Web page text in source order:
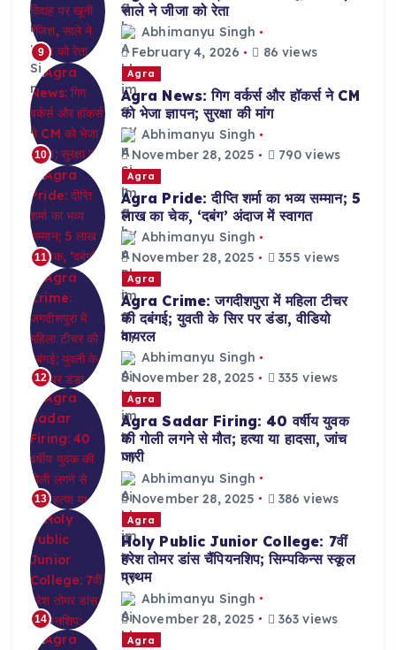
9
साले ने जीजा को रेता
Abhimanyu Singh
February 4, 2026
86 views
10
Agra
Agra News: गिग वर्कर्स और हॉकर्स ने CM
को भेजा ज्ञापन; सुरक्षा की मांग
Abhimanyu Singh
November 28, 2025
790 views
11
Agra
Agra Pride: दीप्ति शर्मा का भव्य सम्मान; 5
लाख का चेक, ‘दबंग’ अंदाज में स्वागत
Abhimanyu Singh
November 28, 2025
355 views
12
Agra
Agra Crime: जगदीशपुरा में महिला टीचर
की दबंगई; युवती के सिर पर डंडा, वीडियो
वायरल
Abhimanyu Singh
November 28, 2025
335 views
13
Agra
Agra Sadar Firing: 40 वर्षीय युवक
की गोली लगने से मौत; हत्या या हादसा, जांच
जारी
Abhimanyu Singh
November 28, 2025
386 views
14
Agra
Holy Public Junior College: 7वीं
हरेश तोमर डांस चैंपियनशिप; सिम्पकिन्स स्कूल
प्रथम
Abhimanyu Singh
November 28, 2025
363 views
Agra